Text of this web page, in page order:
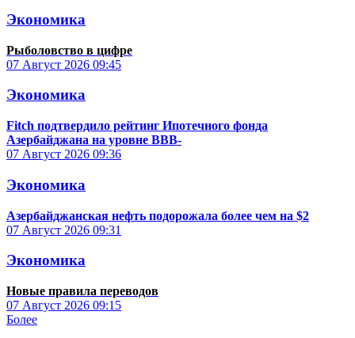
Экономика
Рыболовство в цифре
07 Август 2026 09:45
Экономика
Fitch подтвердило рейтинг Ипотечного фонда
Азербайджана на уровне BBB-
07 Август 2026 09:36
Экономика
Азербайджанская нефть подорожала более чем на $2
07 Август 2026 09:31
Экономика
Новые правила переводов
07 Август 2026 09:15
Более